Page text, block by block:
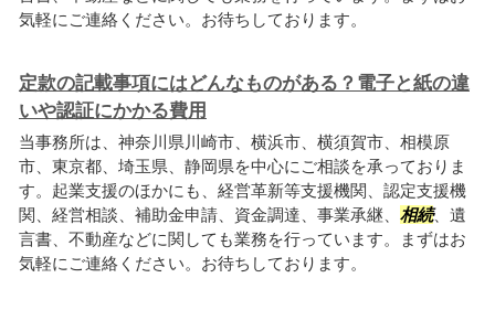
気軽にご連絡ください。お待ちしております。
定款の記載事項にはどんなものがある？電子と紙の違
いや認証にかかる費用
当事務所は、神奈川県川崎市、横浜市、横須賀市、相模原
市、東京都、埼玉県、静岡県を中心にご相談を承っておりま
す。起業支援のほかにも、経営革新等支援機関、認定支援機
関、経営相談、補助金申請、資金調達、事業承継、 相続、遺
言書、不動産などに関しても業務を行っています。まずはお
気軽にご連絡ください。お待ちしております。